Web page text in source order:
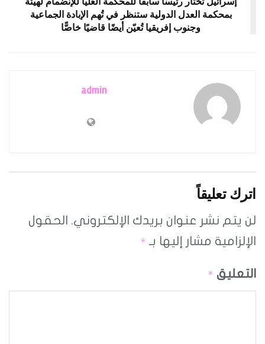
بمحكمة العدل الدولية ستنظر في تُهم الإبادة الجماعية
وجنوب إفريقيا تُعيّن أيضًا قاضيًا خاصًّا
admin
اترك تعليقاً
لن يتم نشر عنوان بريدك الإلكتروني. الحقول
الإلزامية مشار إليها بـ *
التعليق *